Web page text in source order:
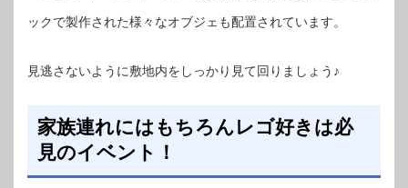
ックで製作された様々なオブジェも配置されています。
見逃さないように敷地内をしっかり見て回りましょう♪
家族連れにはもちろんレゴ好きは必
見のイベント！